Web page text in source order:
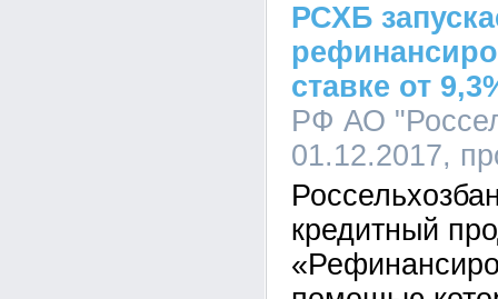
РСХБ
ставке от
РФ АО
01.12.2017,
кредитный